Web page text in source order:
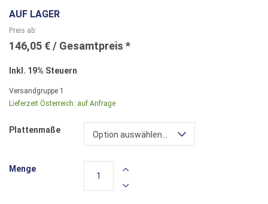
AUF LAGER
Preis ab
146,05 €
Inkl. 19% Steuern
Versandgruppe 1
Lieferzeit Österreich: auf Anfrage
Plattenmaße Option auswählen...
Menge